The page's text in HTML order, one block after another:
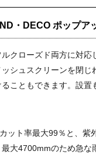
・DECO ポップア
クローズド両方に対応
シュスクリーンを閉じ
ることもできます。設置
ット率最大99％と、紫
大4700mmのため急な